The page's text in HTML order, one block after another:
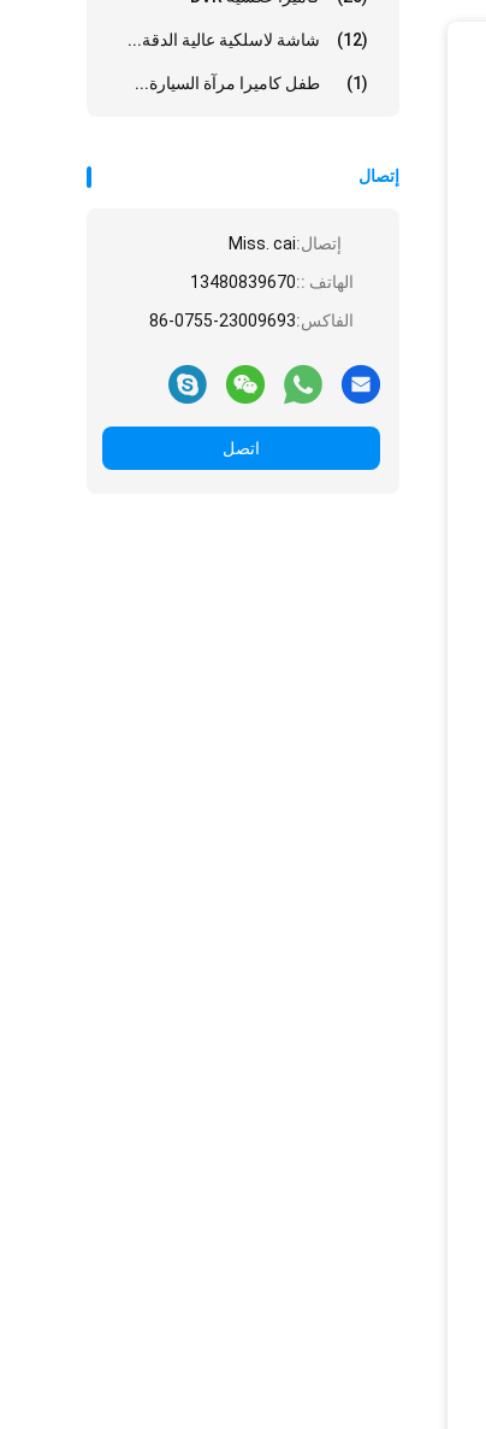
شاشة لاسلكية عالية الدقة... (12)
طفل كاميرا مرآة السيارة... (1)
إتصال
إتصال:Miss. cai
الهاتف ::13480839670
الفاكس:86-0755-23009693
اتصل